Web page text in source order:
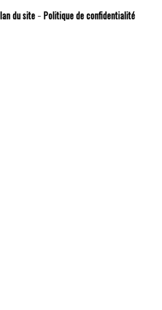
du site - Politique de confidentialité